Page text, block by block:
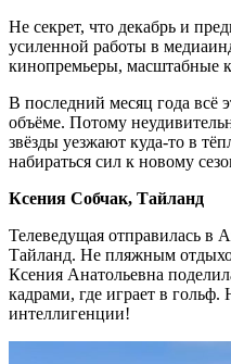
Не секрет, что декабрь и
усиленной работы в
кинопремьеры, масштабные
В последний месяц года всё
объёме. Потому
звёзды уезжают куда-то в
набираться сил к новому
Ксения Собчак, Тайланд
Телеведущая отправилась в
Тайланд. Не пляжным
Ксения Анатольевна
кадрами, где играет в гольф.
интеллигенции!